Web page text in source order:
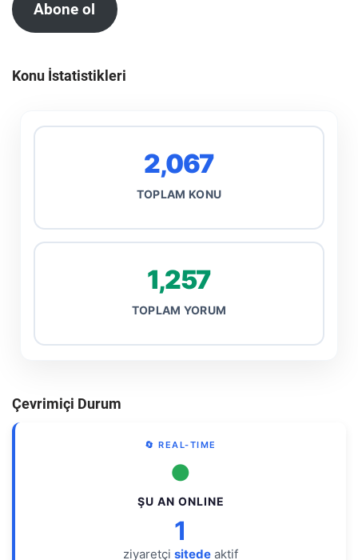
Abone ol
Konu İstatistikleri
2,067
TOPLAM KONU
1,257
TOPLAM YORUM
Çevrimiçi Durum
🔄 REAL-TIME
●
ŞU AN ONLINE
1
ziyaretçi sitede aktif